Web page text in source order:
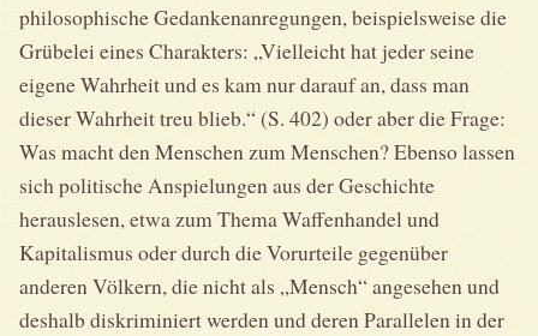
philosophische Gedankenanregungen, beispielsweise die
Grübelei eines Charakters: „Vielleicht hat jeder seine
eigene Wahrheit und es kam nur darauf an, dass man
dieser Wahrheit treu blieb.“ (S. 402) oder aber die Frage:
Was macht den Menschen zum Menschen? Ebenso lassen
sich politische Anspielungen aus der Geschichte
herauslesen, etwa zum Thema Waffenhandel und
Kapitalismus oder durch die Vorurteile gegenüber
anderen Völkern, die nicht als „Mensch“ angesehen und
deshalb diskriminiert werden und deren Parallelen in der